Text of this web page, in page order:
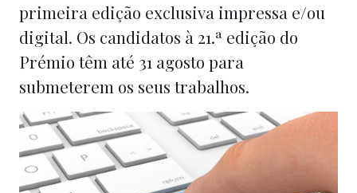
primeira edição exclusiva impressa e/ou
digital. Os candidatos à 21.ª edição do
Prémio têm até 31 agosto para
submeterem os seus trabalhos.